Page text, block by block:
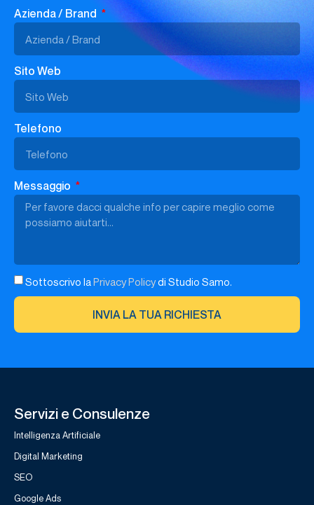
Azienda / Brand
Sito Web
Telefono
Messaggio
Sottoscrivo laPrivacy Policydi Studio Samo.
INVIA LA TUA RICHIESTA
Servizi e Consulenze
Intelligenza Artificiale
Digital Marketing
SEO
Google Ads